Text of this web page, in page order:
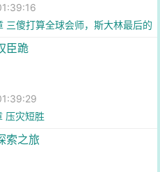
三傻打算全球会师，斯大林最后的
臣跪
压灾短胜
索之旅